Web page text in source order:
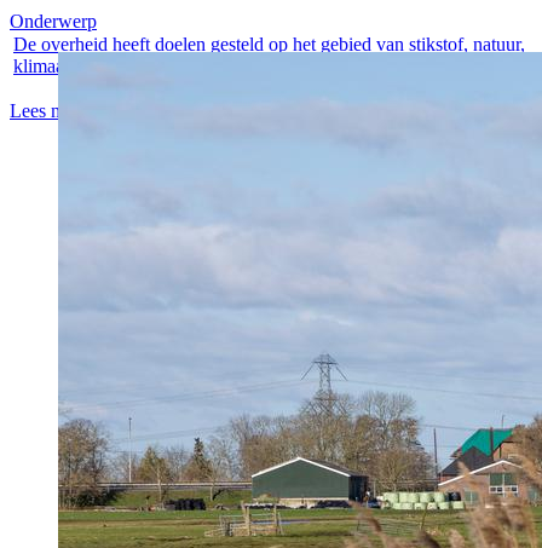
De overheid heeft doelen gesteld op het gebied van stikstof, natuur,
klimaat...
Lees meer
Onderwerp